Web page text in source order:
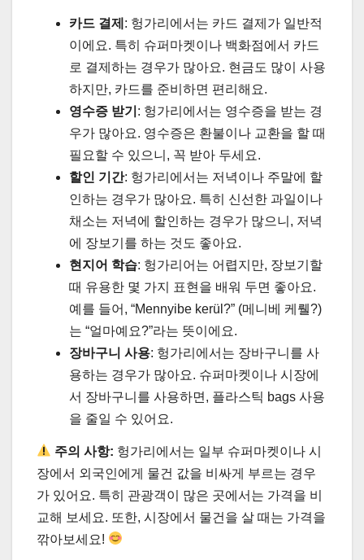
카드 결제 : 헝가리에서는 카드 결제가 일반적
이에요. 특히 슈퍼마켓이나 백화점에서 카드
로 결제하는 경우가 많아요. 현금도 많이 사용
하지만, 카드를 준비하면 편리해요.
영수증 받기 : 헝가리에서는 영수증을 받는 경
우가 많아요. 영수증은 환불이나 교환을 할 때
필요할 수 있으니, 꼭 받아 두세요.
할인 기간: 헝가리에서는 저녁이나 주말에 할
인하는 경우가 많아요. 특히 신선한 과일이나
채소는 저녁에 할인하는 경우가 많으니, 저녁
에 장보기를 하는 것도 좋아요.
현지어 학습: 헝가리어는 어렵지만, 장보기할
때 유용한 몇 가지 표현을 배워 두면 좋아요.
예를 들어, “Mennyibe kerül?” (메니베 케뤨?)
는 “얼마예요?”라는 뜻이에요.
장바구니 사용: 헝가리에서는 장바구니를 사
용하는 경우가 많아요. 슈퍼마켓이나 시장에
서 장바구니를 사용하면, 플라스틱 bags 사용
을 줄일 수 있어요.
주의 사항: 헝가리에서는 일부 슈퍼마켓이나 시
장에서 외국인에게 물건 값을 비싸게 부르는 경우
가 있어요. 특히 관광객이 많은 곳에서는 가격을 비
교해 보세요. 또한, 시장에서 물건을 살 때는 가격을
깎아보세요!